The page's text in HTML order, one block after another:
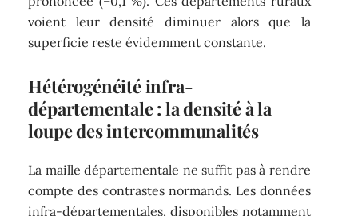
voient leur densité diminuer alors que la
superficie reste évidemment constante.
Hétérogénéité infra-
départementale : la densité à la
loupe des intercommunalités
La maille départementale ne suffit pas à rendre
compte des contrastes normands. Les données
infra-départementales, disponibles notamment